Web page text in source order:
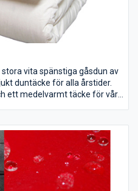
vita spänstiga gåsdun av
duntäcke för alla årstider.
ett medelvarmt täcke för vår